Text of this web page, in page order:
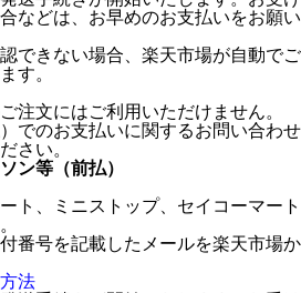
などは、お早めのお支払いをお願い
できない場合、楽天市場が自動でご
す。
注文にはご利用いただけません。
でのお支払いに関するお問い合わせ
さい。
ン等（前払）
ト、ミニストップ、セイコーマート
番号を記載したメールを楽天市場か
法